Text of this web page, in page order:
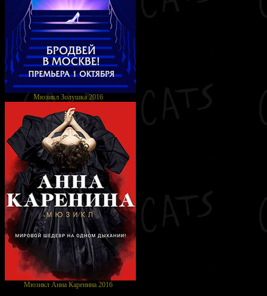
Мюзикл Золушка 2016
Мюзикл Анна Каренина 2016